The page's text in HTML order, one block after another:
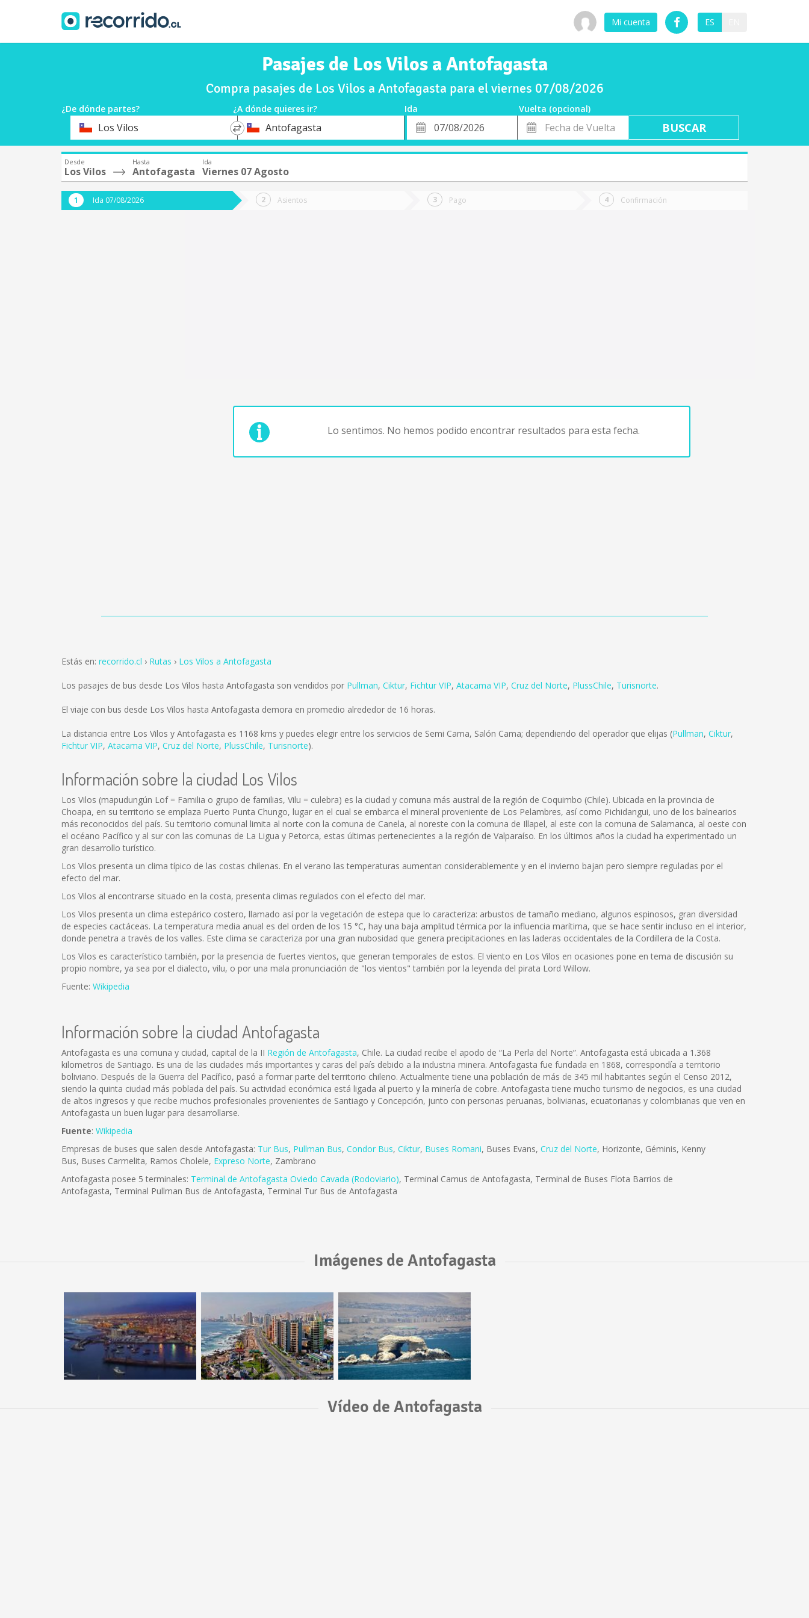
Mi cuenta ES
Pasajes de Los Vilos a Antofagasta
Compra pasajes de Los Vilos a Antofagasta para el viernes 07/08/2026
¿De dónde partes? ¿A dónde quieres ir? Ida
Vuelta (opcional)
OrigenLos Vilos
*
DestinoAntofagasta
Fecha
de
Fecha
de
Vuelta
Desde
Los Vilos
Hasta
Antofagasta
Ida
Viernes 07 Agosto
Ida 07/08/2026 Asientos Pago Confirmación
Lo sentimos. No hemos podido encontrar resultados para esta fecha.
Estás en: recorrido.cl Rutas Los Vilos a Antofagasta
Los pasajes de bus desde Los Vilos hasta Antofagasta son vendidos por Pullman, Ciktur, Fichtur VIP, Atacama VIP, Cruz del Norte, PlussChile, Turisnorte.
El viaje con bus desde Los Vilos hasta Antofagasta demora en promedio alrededor de 16 horas.
La distancia entre Los Vilos y Antofagasta es 1168 kms y puedes elegir entre los servicios de Semi Cama, Salón Cama; dependiendo del operador que elijas (Pullman, Ciktur,
Fichtur VIP, Atacama VIP, Cruz del Norte, PlussChile, Turisnorte).
Información sobre la ciudad Los Vilos
Los Vilos (mapudungún Lof = Familia o grupo de familias, Vilu = culebra) es la ciudad y comuna más austral de la región de Coquimbo (Chile). Ubicada en la provincia de
Choapa, en su territorio se emplaza Puerto Punta Chungo, lugar en el cual se embarca el mineral proveniente de Los Pelambres, así como Pichidangui, uno de los balnearios
más reconocidos del país. Su territorio comunal limita al norte con la comuna de Canela, al noreste con la comuna de Illapel, al este con la comuna de Salamanca, al oeste con
el océano Pacífico y al sur con las comunas de La Ligua y Petorca, estas últimas pertenecientes a la región de Valparaíso. En los últimos años la ciudad ha experimentado un
gran desarrollo turístico.
Los Vilos presenta un clima típico de las costas chilenas. En el verano las temperaturas aumentan considerablemente y en el invierno bajan pero siempre reguladas por el
efecto del mar.
Los Vilos al encontrarse situado en la costa, presenta climas regulados con el efecto del mar.
Los Vilos presenta un clima estepárico costero, llamado así por la vegetación de estepa que lo caracteriza: arbustos de tamaño mediano, algunos espinosos, gran diversidad
de especies cactáceas. La temperatura media anual es del orden de los 15 °C, hay una baja amplitud térmica por la influencia marítima, que se hace sentir incluso en el interior,
donde penetra a través de los valles. Este clima se caracteriza por una gran nubosidad que genera precipitaciones en las laderas occidentales de la Cordillera de la Costa.
Los Vilos es característico también, por la presencia de fuertes vientos, que generan temporales de estos. El viento en Los Vilos en ocasiones pone en tema de discusión su
propio nombre, ya sea por el dialecto, vilu, o por una mala pronunciación de "los vientos" también por la leyenda del pirata Lord Willow.
Fuente: Wikipedia
Información sobre la ciudad Antofagasta
Antofagasta es una comuna y ciudad, capital de la II Región de Antofagasta, Chile. La ciudad recibe el apodo de “La Perla del Norte”. Antofagasta está ubicada a 1.368
kilometros de Santiago. Es una de las ciudades más importantes y caras del país debido a la industria minera. Antofagasta fue fundada en 1868, correspondía a territorio
boliviano. Después de la Guerra del Pacífico, pasó a formar parte del territorio chileno. Actualmente tiene una población de más de 345 mil habitantes según el Censo 2012,
siendo la quinta ciudad más poblada del país. Su actividad económica está ligada al puerto y la minería de cobre. Antofagasta tiene mucho turismo de negocios, es una ciudad
de altos ingresos y que recibe muchos profesionales provenientes de Santiago y Concepción, junto con personas peruanas, bolivianas, ecuatorianas y colombianas que ven en
Antofagasta un buen lugar para desarrollarse.
Fuente: Wikipedia
Empresas de buses que salen desde Antofagasta: Tur Bus, Pullman Bus, Condor Bus, Ciktur, Buses Romani, Buses Evans, Cruz del Norte, Horizonte, Géminis, Kenny
Bus, Buses Carmelita, Ramos Cholele, Expreso Norte, Zambrano
Antofagasta posee 5 terminales: Terminal de Antofagasta Oviedo Cavada (Rodoviario), Terminal Camus de Antofagasta, Terminal de Buses Flota Barrios de
Antofagasta, Terminal Pullman Bus de Antofagasta, Terminal Tur Bus de Antofagasta
Imágenes de Antofagasta
Vídeo de Antofagasta